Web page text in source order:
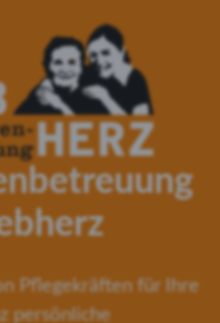
Pflegekräften für Ihre
persönliche